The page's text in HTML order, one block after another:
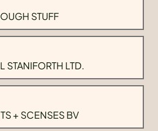
STUFF
STANIFORTH LTD.
+ SCENSES BV